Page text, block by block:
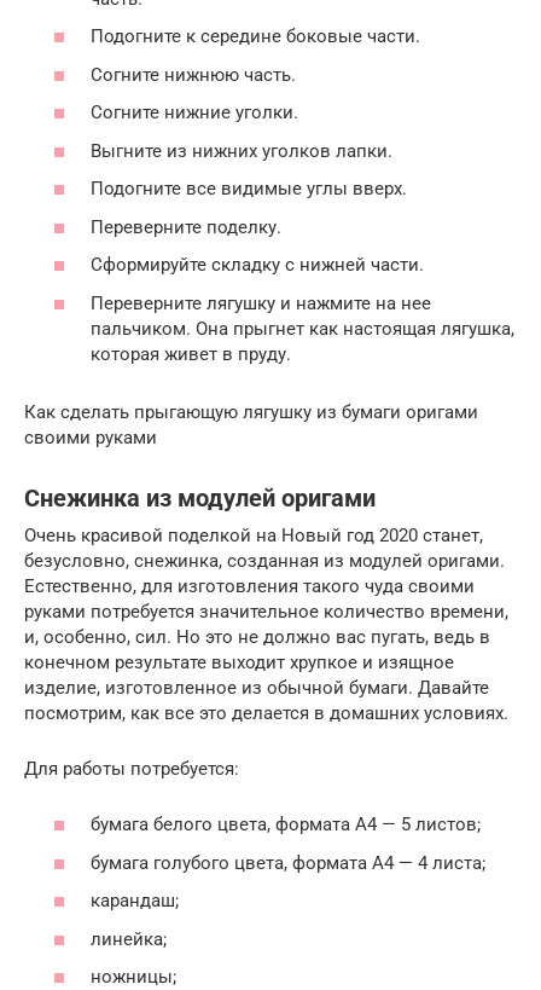
Подогните к середине боковые части.
Согните нижнюю часть.
Согните нижние уголки.
Выгните из нижних уголков лапки.
Подогните все видимые углы вверх.
Переверните поделку.
Сформируйте складку с нижней части.
Переверните лягушку и нажмите на нее
пальчиком. Она прыгнет как настоящая лягушка,
которая живет в пруду.
Как сделать прыгающую лягушку из бумаги оригами
своими руками
Снежинка из модулей оригами
Очень красивой поделкой на Новый год 2020 станет,
безусловно, снежинка, созданная из модулей оригами.
Естественно, для изготовления такого чуда своими
руками потребуется значительное количество времени,
и, особенно, сил. Но это не должно вас пугать, ведь в
конечном результате выходит хрупкое и изящное
изделие, изготовленное из обычной бумаги. Давайте
посмотрим, как все это делается в домашних условиях.
Для работы потребуется:
бумага белого цвета, формата А4 — 5 листов;
бумага голубого цвета, формата А4 — 4 листа;
карандаш;
линейка;
ножницы;